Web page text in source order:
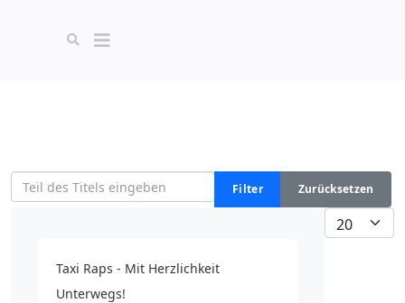
Teil des Titels eingeben
Filter Zurücksetzen
Anzeige #
Taxi Raps - Mit Herzlichkeit
Unterwegs!